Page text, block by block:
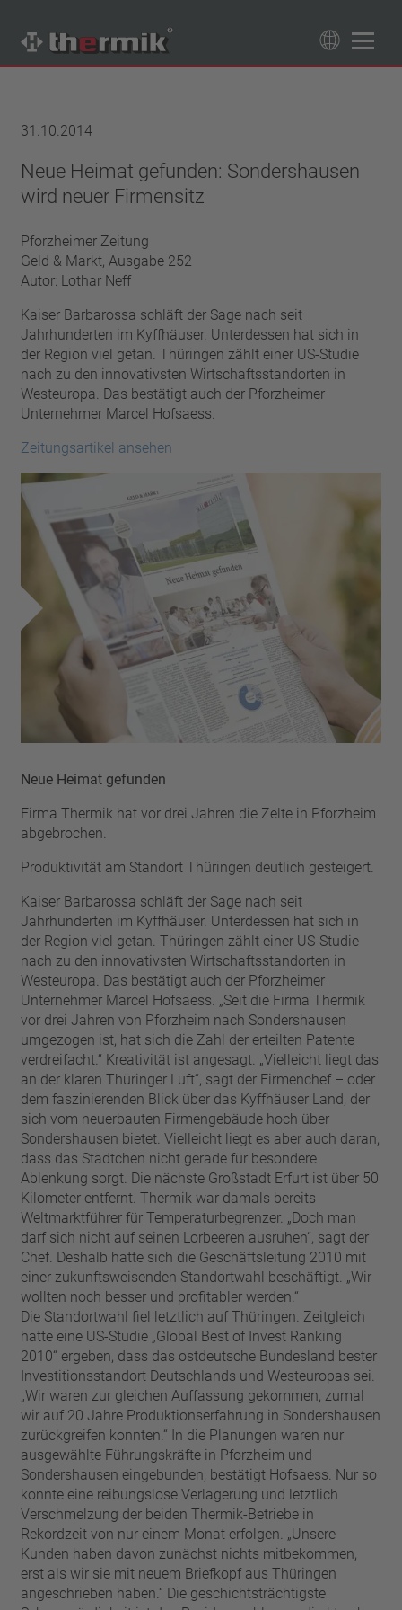
Schaltertyp
Öffner
Temperaturbereich
Hochtemperatur (205 – 250 °C)
Leistungsklasse
1,6 A – 7,5 A
13,5 A – 42 A
25 A – 75 A
Rückstellung
selbsthaltend (nicht automatisch rückstellend)
Isolierung
mit Isolierung
ohne Isolierung
Anschluss
Litze
Approbationen
VDE
UL
CQC
CMJ
Filter anwenden
Filter zurücksetzen
Filter schließen
31.10.2014
Neue Heimat gefunden: Sondershausen
wird neuer Firmensitz
Pforzheimer Zeitung
Geld & Markt, Ausgabe 252
Autor: Lothar Neff
Kaiser Barbarossa schläft der Sage nach seit
Jahrhunderten im Kyffhäuser. Unterdessen hat sich in
der Region viel getan. Thüringen zählt einer US-Studie
nach zu den innovativsten Wirtschaftsstandorten in
Westeuropa. Das bestätigt auch der Pforzheimer
Unternehmer Marcel Hofsaess.
Zeitungsartikel ansehen
Neue Heimat gefunden
Firma Thermik hat vor drei Jahren die Zelte in Pforzheim
abgebrochen.
Produktivität am Standort Thüringen deutlich gesteigert.
Kaiser Barbarossa schläft der Sage nach seit
Jahrhunderten im Kyffhäuser. Unterdessen hat sich in
der Region viel getan. Thüringen zählt einer US-Studie
nach zu den innovativsten Wirtschaftsstandorten in
Westeuropa. Das bestätigt auch der Pforzheimer
Unternehmer Marcel Hofsaess. „Seit die Firma Thermik
vor drei Jahren von Pforzheim nach Sondershausen
umgezogen ist, hat sich die Zahl der erteilten Patente
verdreifacht.“ Kreativität ist angesagt. „Vielleicht liegt das
an der klaren Thüringer Luft“, sagt der Firmenchef – oder
dem faszinierenden Blick über das Kyffhäuser Land, der
sich vom neuerbauten Firmengebäude hoch über
Sondershausen bietet. Vielleicht liegt es aber auch daran,
dass das Städtchen nicht gerade für besondere
Ablenkung sorgt. Die nächste Großstadt Erfurt ist über 50
Kilometer entfernt. Thermik war damals bereits
Weltmarktführer für Temperaturbegrenzer. „Doch man
darf sich nicht auf seinen Lorbeeren ausruhen“, sagt der
Chef. Deshalb hatte sich die Geschäftsleitung 2010 mit
einer zukunftsweisenden Standortwahl beschäftigt. „Wir
wollten noch besser und profitabler werden.“
Die Standortwahl fiel letztlich auf Thüringen. Zeitgleich
hatte eine US-Studie „Global Best of Invest Ranking
2010“ ergeben, dass das ostdeutsche Bundesland bester
Investitionsstandort Deutschlands und Westeuropas sei.
„Wir waren zur gleichen Auffassung gekommen, zumal
wir auf 20 Jahre Produktionserfahrung in Sondershausen
zurückgreifen konnten.“ In die Planungen waren nur
ausgewählte Führungskräfte in Pforzheim und
Sondershausen eingebunden, bestätigt Hofsaess. Nur so
konnte eine reibungslose Verlagerung und letztlich
Verschmelzung der beiden Thermik-Betriebe in
Rekordzeit von nur einem Monat erfolgen. „Unsere
Kunden haben davon zunächst nichts mitbekommen,
erst als wir sie mit neuem Briefkopf aus Thüringen
angeschrieben haben.“ Die geschichtsträchtigste